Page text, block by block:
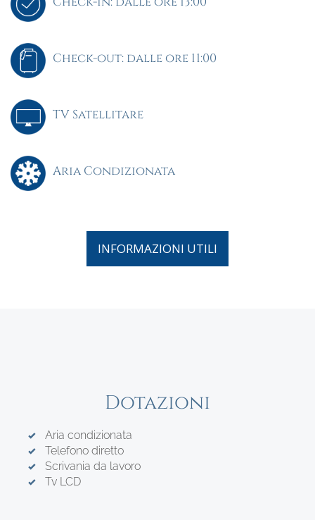
Check-out: dalle ore 11:00
TV Satellitare
Aria Condizionata
INFORMAZIONI UTILI
Dotazioni
Aria condizionata
Telefono diretto
Scrivania da lavoro
Tv LCD